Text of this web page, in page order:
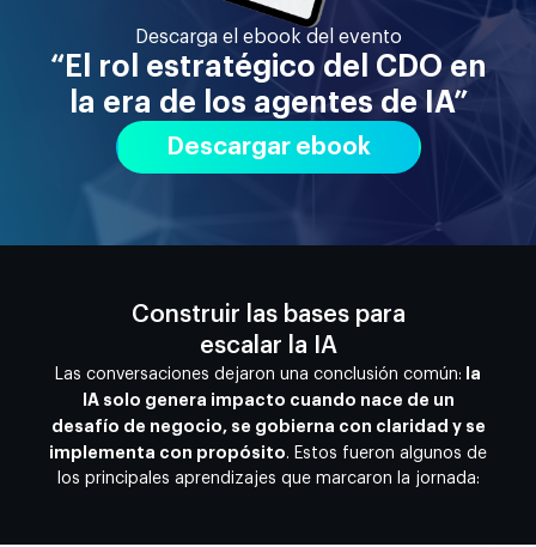
Descarga el ebook del evento
“El rol estratégico del CDO en
la era de los agentes de IA”
Descargar ebook
Construir las bases para
escalar la IA
Las conversaciones dejaron una conclusión común: la
IA solo genera impacto cuando nace de un
desafío de negocio, se gobierna con claridad y se
implementa con propósito. Estos fueron algunos de
los principales aprendizajes que marcaron la jornada: